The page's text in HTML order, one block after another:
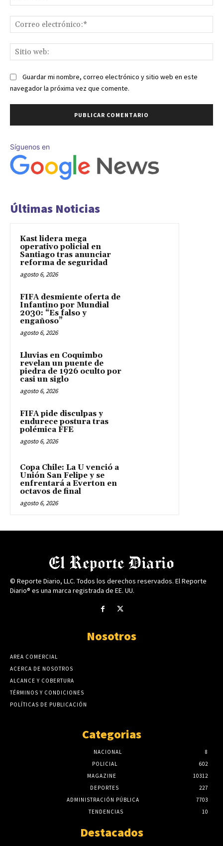
Guardar mi nombre, correo electrónico y sitio web en este
navegador la próxima vez que comente.
Síguenos en
Últimas Noticias
Kast lidera mega
operativo policial en
Santiago tras anunciar
reforma de seguridad
agosto 6, 2026
FIFA desmiente oferta de
Infantino por Mundial
2030: “Es falso y
engañoso”
agosto 6, 2026
Lluvias en Coquimbo
revelan un puente de
piedra de 1926 oculto por
casi un siglo
agosto 6, 2026
FIFA pide disculpas y
endurece postura tras
polémica FFE
agosto 6, 2026
Copa Chile: La U venció a
Unión San Felipe y se
enfrentará a Everton en
octavos de final
agosto 6, 2026
© Reporte Diario, LLC. Todos los derechos reservados. El Reporte
Diario® es una marca registrada de EE. UU.
Nosotros
AREA COMERCIAL
ACERCA DE NOSOTROS
ALCANCE Y COBERTURA
TÉRMINOS Y CONDICIONES
POLÍTICAS DE PUBLICACIÓN
Categorias
NACIONAL
8
POLICIAL
602
MAGAZINE
10312
DEPORTES
227
ADMINISTRACIÓN PÚBLICA
7703
TENDENCIAS
10
Destacados